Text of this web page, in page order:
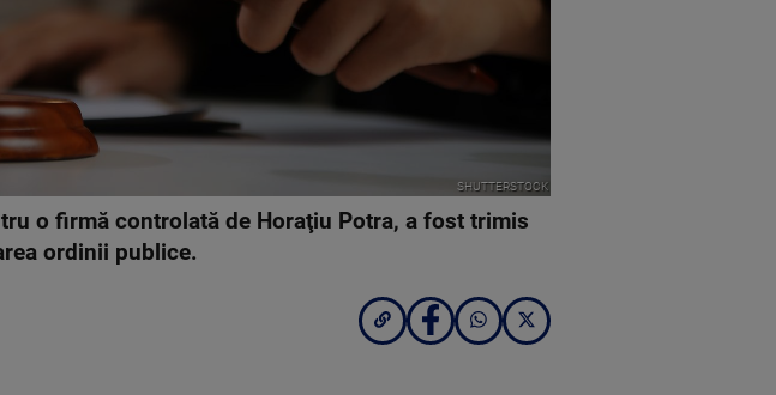
SHUTTERSTOCK
o firmă controlată de Horaţiu Potra, a fost trimis
ordinii publice.